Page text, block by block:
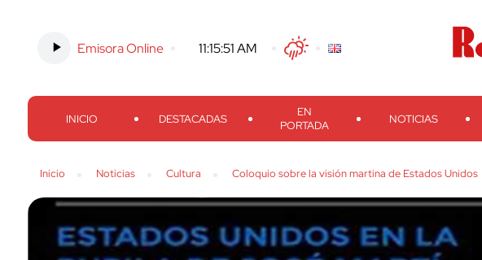
Emisora Online 11:15:52 AM TwitterFacebook
Threads
Instagram TelegramTeveo
INICIO DESTACADAS
EN
PORTADA
NOTICIAS
Inicio Noticias Cultura Coloquio sobre la visión martina de Estados Unidos